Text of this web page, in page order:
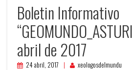
Boletin Informativo
abril de 2017
24 abril, 2017 xeologosdelmundu